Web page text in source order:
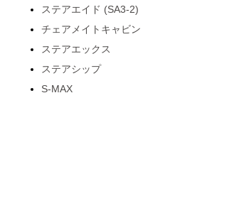
ステアエイド (SA3-2)
チェアメイトキャビン
ステアエックス
ステアシップ
S-MAX